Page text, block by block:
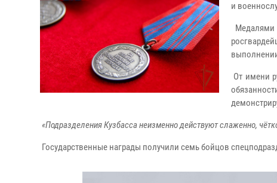
и
От имени
«Подразделения Кузбасса неизменно действуют слаженно,
Государственные награды получили семь бойцов